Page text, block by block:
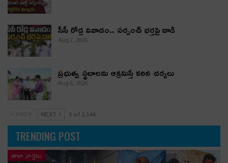
సీసీ రోడ్ల వివాదం.. స‌ర్పంచ్ భ‌ర్త‌పై దాడి
Aug 7, 2026
ప్రభుత్వ స్థలాలను ఆక్రమిస్తే కఠిన చర్యలు
Aug 6, 2026
NEXT 1 of 1,144
TRENDING POST
తాజా వార్తలు